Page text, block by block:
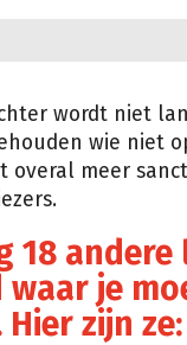
wordt niet
wie niet
overal meer
18 andere
waar je
zijn ze: